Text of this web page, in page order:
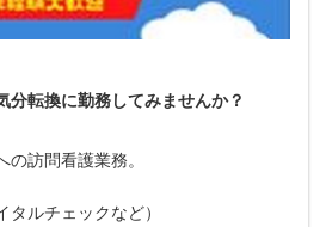
分転換に勤務してみませんか？
訪問看護業務。
タルチェックなど）